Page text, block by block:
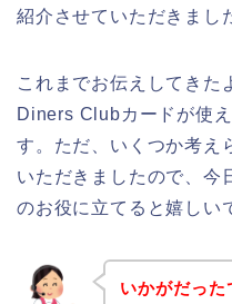
紹介させていただきまし
これまでお伝えしてきた
Diners Clubカードが使
す。ただ、いくつか考え
いただきましたので、今
のお役に立てると嬉しい
いかがだった